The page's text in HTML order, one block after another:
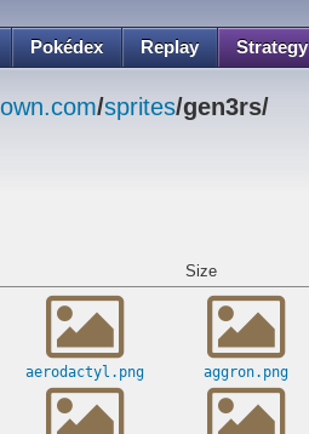
Pokédex Replay Strategy
/sprites/gen3rs/
Size
aerodactyl.png aggron.png